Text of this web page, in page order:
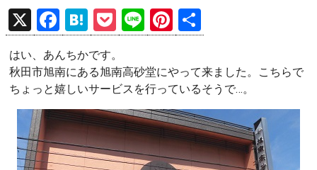
X
F
a
ce
b
o
o
k
H
at
e
n
a
P
o
ck
et
Li
n
e
Pi
nt
er
es
t
有
はい、あんちかです。
秋田市旭南にある旭南高砂堂にやって来ました。こちらで
ちょっと嬉しいサービスを行っているそうで…。